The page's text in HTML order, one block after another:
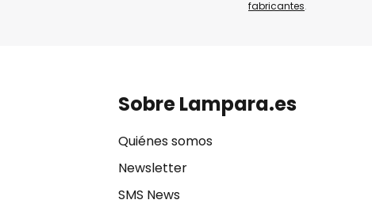
fabricantes.
Sobre Lampara.es
Quiénes somos
Newsletter
SMS News